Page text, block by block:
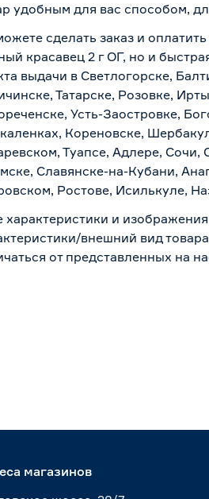
удобным для вас способом,
сделать заказ и
красавец 2 г ОГ, но и
выдачи в Светлогорске,
Татарске, Розовке,
Усть-Заостровке,
Кореновске,
Туапсе, Адлере,
Славянске-на-Кубани,
Ростове, Исилькуле,
характеристики и
внешний вид
от представленных на
магазинов